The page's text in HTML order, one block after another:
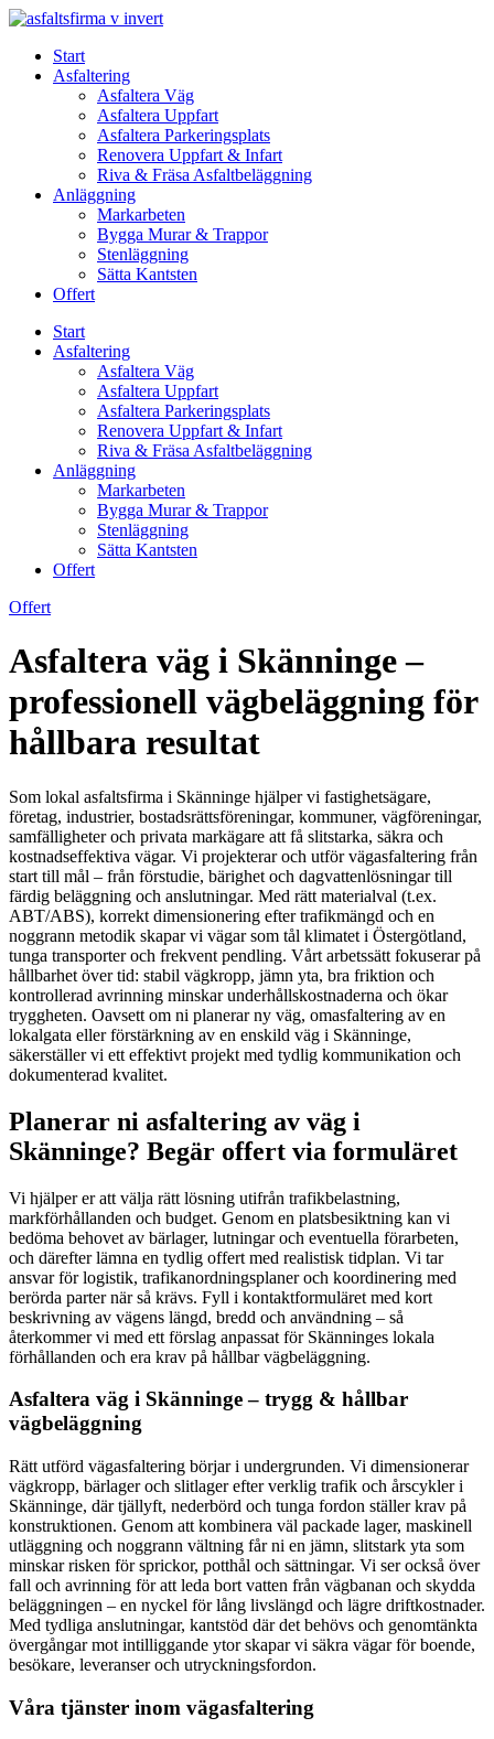
Skip
contentStart
Asfaltering
Asfaltera Väg
Asfaltera Uppfart
Asfaltera Parkeringsplats
Renovera Uppfart & Infart
Riva & Fräsa Asfaltbeläggning
Anläggning
Markarbeten
Bygga Murar & Trappor
Stenläggning
Sätta Kantsten
Offert
Start
Asfaltering
Asfaltera Väg
Asfaltera Uppfart
Asfaltera Parkeringsplats
Renovera Uppfart & Infart
Riva & Fräsa Asfaltbeläggning
Anläggning
Markarbeten
Bygga Murar & Trappor
Stenläggning
Sätta Kantsten
Offert
Offert
Asfaltera väg i Skänninge –
professionell vägbeläggning för
hållbara resultat
Som lokal asfaltsfirma i Skänninge hjälper vi fastighetsägare,
företag, industrier, bostadsrättsföreningar, kommuner, vägföreningar,
samfälligheter och privata markägare att få slitstarka, säkra och
kostnadseffektiva vägar. Vi projekterar och utför vägasfaltering från
start till mål – från förstudie, bärighet och dagvattenlösningar till
färdig beläggning och anslutningar. Med rätt materialval (t.ex.
ABT/ABS), korrekt dimensionering efter trafikmängd och en
noggrann metodik skapar vi vägar som tål klimatet i Östergötland,
tunga transporter och frekvent pendling. Vårt arbetssätt fokuserar på
hållbarhet över tid: stabil vägkropp, jämn yta, bra friktion och
kontrollerad avrinning minskar underhållskostnaderna och ökar
tryggheten. Oavsett om ni planerar ny väg, omasfaltering av en
lokalgata eller förstärkning av en enskild väg i Skänninge,
säkerställer vi ett effektivt projekt med tydlig kommunikation och
dokumenterad kvalitet.
Planerar ni asfaltering av väg i
Skänninge? Begär offert via formuläret
Vi hjälper er att välja rätt lösning utifrån trafikbelastning,
markförhållanden och budget. Genom en platsbesiktning kan vi
bedöma behovet av bärlager, lutningar och eventuella förarbeten,
och därefter lämna en tydlig offert med realistisk tidplan. Vi tar
ansvar för logistik, trafikanordningsplaner och koordinering med
berörda parter när så krävs. Fyll i kontaktformuläret med kort
beskrivning av vägens längd, bredd och användning – så
återkommer vi med ett förslag anpassat för Skänninges lokala
förhållanden och era krav på hållbar vägbeläggning.
Asfaltera väg i Skänninge – trygg & hållbar
vägbeläggning
Rätt utförd vägasfaltering börjar i undergrunden. Vi dimensionerar
vägkropp, bärlager och slitlager efter verklig trafik och årscykler i
Skänninge, där tjällyft, nederbörd och tunga fordon ställer krav på
konstruktionen. Genom att kombinera väl packade lager, maskinell
utläggning och noggrann vältning får ni en jämn, slitstark yta som
minskar risken för sprickor, potthål och sättningar. Vi ser också över
fall och avrinning för att leda bort vatten från vägbanan och skydda
beläggningen – en nyckel för lång livslängd och lägre driftkostnader.
Med tydliga anslutningar, kantstöd där det behövs och genomtänkta
övergångar mot intilliggande ytor skapar vi säkra vägar för boende,
besökare, leveranser och utryckningsfordon.
Våra tjänster inom vägasfaltering